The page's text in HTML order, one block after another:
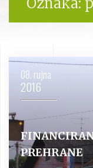
08. rujna
2016
PREHRANE